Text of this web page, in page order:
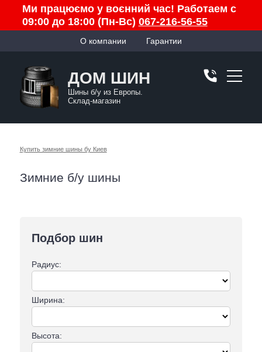
Ми працюємо у воєнний час! Работаем с
09:00 до 18:00 (Пн-Вс) 067-216-56-55
О компании Гарантии
ДОМ ШИН
Шины б/у из Европы.
Склад-магазин
Подбор шин
Радиус:
Ширина:
Высота:
Купить зимние шины бу Киев
Зимние б/у шины